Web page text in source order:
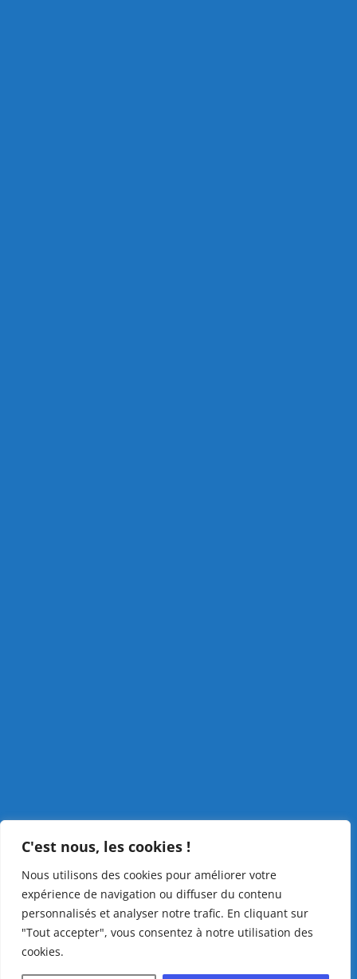
C'est nous, les cookies !
Nous utilisons des cookies pour améliorer votre
expérience de navigation ou diffuser du contenu
personnalisés et analyser notre trafic. En cliquant sur
"Tout accepter", vous consentez à notre utilisation des
cookies.